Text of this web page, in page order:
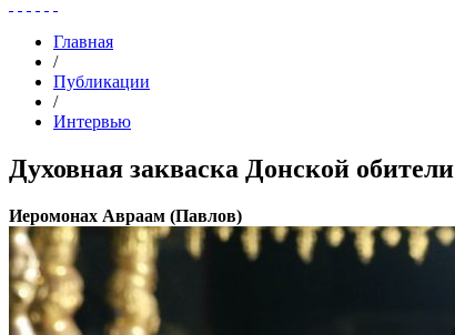
Главная
/
Публикации
/
Интервью
Духовная закваска Донской обители
Иеромонах Авраам (Павлов)